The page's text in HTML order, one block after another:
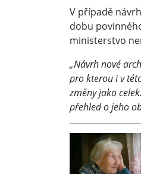
V případě
dobu
ministerstvo
„Návrh nové
pro kterou i v
změny jako
přehled o jeho